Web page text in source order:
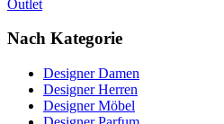
Outlet
Nach Kategorie
Designer Damen
Designer Herren
Designer Möbel